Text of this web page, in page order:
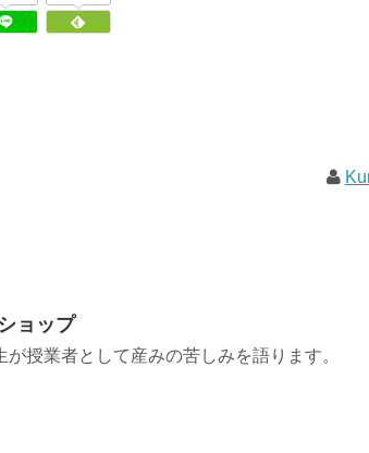
ョップ
授業者として産みの苦しみを語ります。